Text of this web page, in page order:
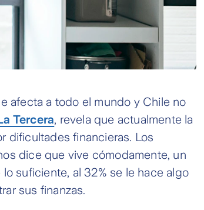
afecta a todo el mundo y Chile no
Tercera, revela que actualmente la
dificultades financieras. Los
dice que vive cómodamente, un
lo suficiente, al 32% se le hace algo
sus finanzas.